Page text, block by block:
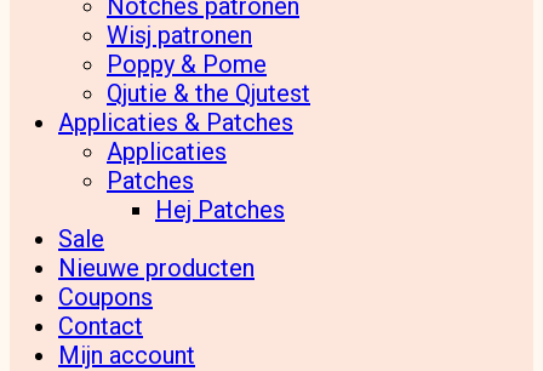
Notches patronen
Wisj patronen
Poppy & Pome
Qjutie & the Qjutest
Applicaties & Patches
Applicaties
Patches
Hej Patches
Sale
Nieuwe producten
Coupons
Contact
Mijn account